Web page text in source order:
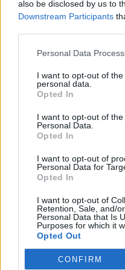
also be disclosed by us to
Downstream Participants
Personal Data
I want to opt-out of
personal data.
Opted In
I want to opt-out of
Personal Data.
Opted In
I want to opt-out of
Personal Data for
Opted In
I want to opt-out of
Retention, Sale, and/
Personal Data that Is
Purposes for which it
Opted Out
CONFIRM
Žinios | Lietuvos diena
Savaitės vidurys
Žinios | Orai
Nufilmavo, kaip patvino
vaizdas pribloškia
Žinios | Lietuvos diena
Avarija Vilniuje: į stotelę
dvi moteris
Žinios | Lietuvos diena